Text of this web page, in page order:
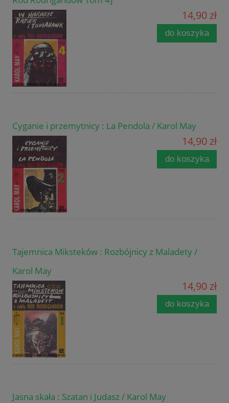
14,90 zł
do koszyka
Cyganie i przemytnicy : La Pendola / Karol May
14,90 zł
do koszyka
Tajemnica Miksteków : Rozbójnicy z Maladety /
Karol May
14,90 zł
do koszyka
Jasna skała : Szatan i Judasz / Karol May